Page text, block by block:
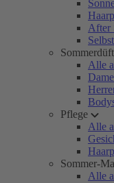
After
Alle
Pflege
Alle
Sommer-
Alle